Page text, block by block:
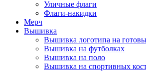
Уличные флаги
Флаги-накидки
Мерч
Вышивка
Вышивка логотипа на
Вышивка на футболках
Вышивка на поло
Вышивка на спортивных